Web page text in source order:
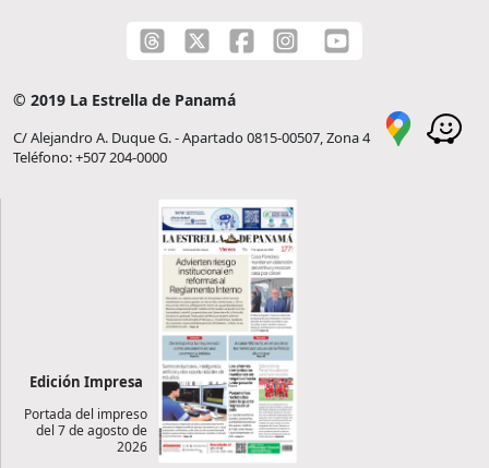
© 2019 La Estrella de Panamá
C/ Alejandro A. Duque G. - Apartado 0815-00507, Zona 4
Teléfono: +507 204-0000
Edición Impresa
Portada del impreso
del 7 de agosto de
2026